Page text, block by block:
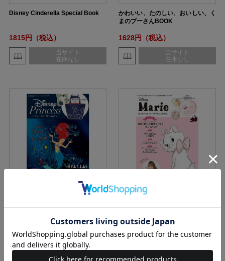
Disney Cinderella Special Book
1815円（税込）
当サイト
在庫なし
かわいい、たのしい、おいしい、く
まのプーさんBOOK
1628円（税込）
当サイト
在庫なし
Disney Princess The Little Merm
1848円（税込）
当サイト
在庫なし
おしゃれキャット マリー OFFICIAL
1738円（税込）
当サイト